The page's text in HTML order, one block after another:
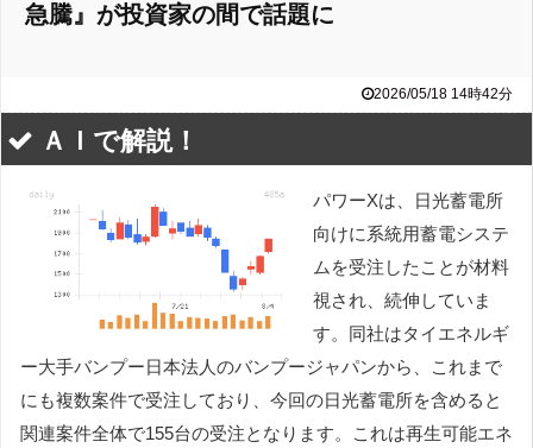
急騰』が投資家の間で話題に
2026/05/18 14時42分
ＡＩで解説！
パワーXは、日光蓄電所
向けに系統用蓄電システ
ムを受注したことが材料
視され、続伸していま
す。同社はタイエネルギ
ー大手バンプー日本法人のバンプージャパンから、これまで
にも複数案件で受注しており、今回の日光蓄電所を含めると
関連案件全体で155台の受注となります。これは再生可能エネ